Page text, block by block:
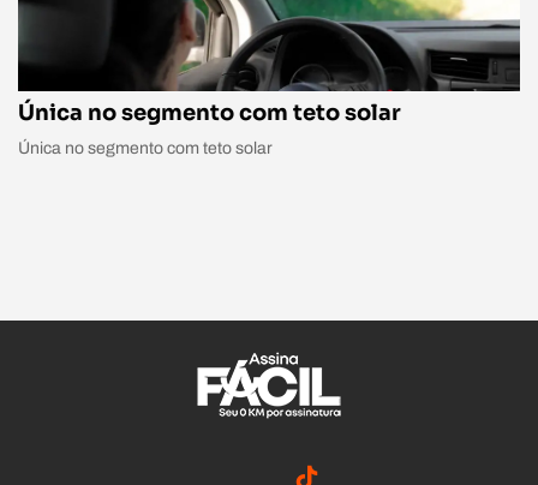
Única no segmento com teto solar
Única no segmento com teto solar